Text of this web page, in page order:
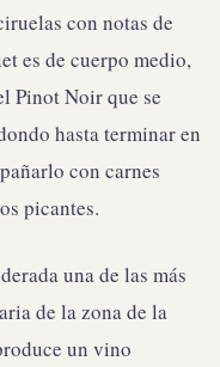
con notas de
es de cuerpo medio,
Pinot Noir que se
hasta terminar en
con carnes
picantes.
una de las más
de la zona de la
un vino